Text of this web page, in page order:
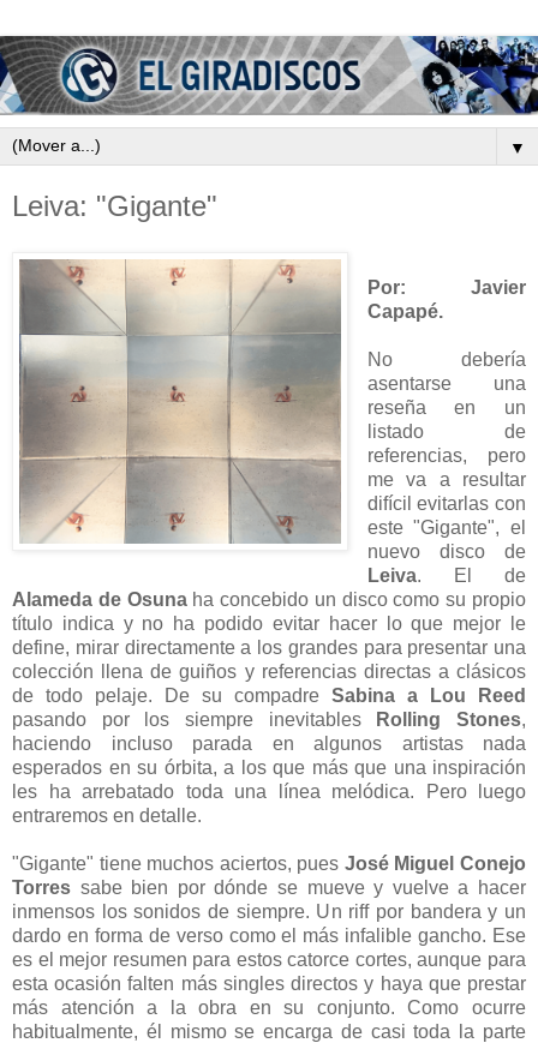
▼
Leiva: "Gigante"
Por: Javier
Capapé.
No debería
asentarse una
reseña en un
listado de
referencias, pero
me va a resultar
difícil evitarlas con
este "Gigante", el
nuevo disco de
Leiva. El de
Alameda de Osunaha concebido un disco como su propio
título indica y no ha podido evitar hacer lo que mejor le
define, mirar directamente a los grandes para presentar una
colección llena de guiños y referencias directas a clásicos
de todo pelaje. De su compadre Sabina a Lou Reed
pasando por los siempre inevitables
Rolling Stones,
haciendo incluso parada en algunos artistas nada
esperados en su órbita, a los que más que una inspiración
les ha arrebatado toda una línea melódica. Pero luego
entraremos en detalle.
"Gigante" tiene muchos aciertos, pues José Miguel Conejo
Torres sabe bien por dónde se mueve y vuelve a hacer
inmensos los sonidos de siempre. Un riff por bandera y un
dardo en forma de verso como el más infalible gancho. Ese
es el mejor resumen para estos catorce cortes, aunque para
esta ocasión falten más singles directos y haya que prestar
más atención a la obra en su conjunto. Como ocurre
habitualmente, él mismo se encarga de casi toda la parte